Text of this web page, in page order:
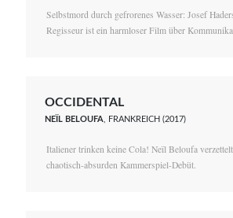
Selbstmord durch gefrorenes Wasser: Josef
Regisseur ist ein harmloser Film über
OCCIDENTAL
NEÏL BELOUFA , FRANKREICH (2017)
Italiener trinken keine Cola! Neïl Beloufa
chaotisch-absurden Kammerspiel-Debüt.